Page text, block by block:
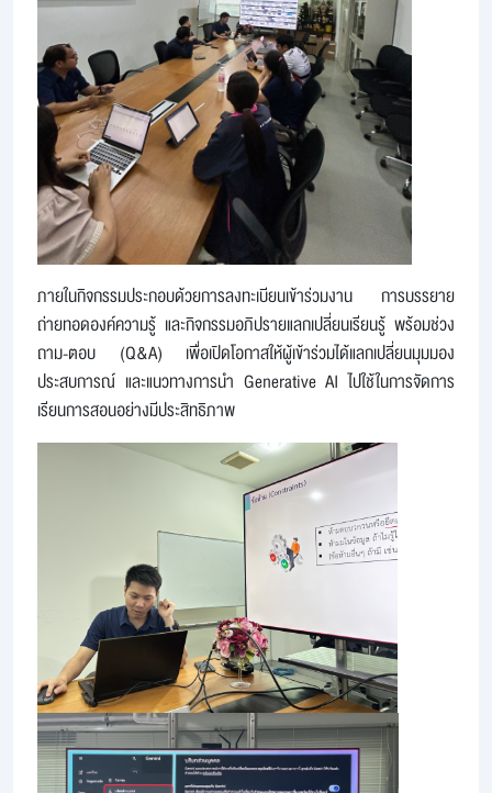
ภายในกิจกรรมประกอบด้วยการลงทะเบียนเข้าร่วมงาน การบรรยาย
ถ่ายทอดองค์ความรู้ และกิจกรรมอภิปรายแลกเปลี่ยนเรียนรู้ พร้อมช่วง
ถาม-ตอบ (Q&A) เพื่อเปิดโอกาสให้ผู้เข้าร่วมได้แลกเปลี่ยนมุมมอง
ประสบการณ์ และแนวทางการนำ Generative AI ไปใช้ในการจัดการ
เรียนการสอนอย่างมีประสิทธิภาพ